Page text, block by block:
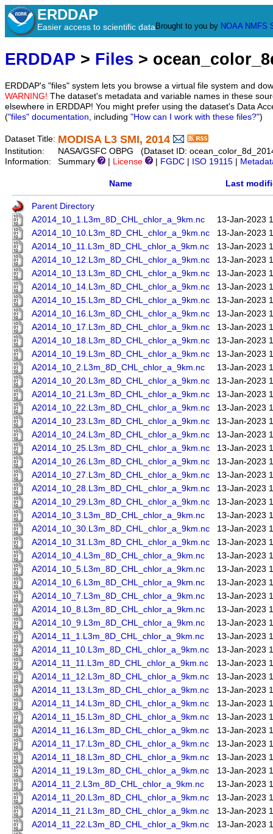
ERDDAP
Easier access to scientific data Brought to you by NOAA NMFS
ERDDAP > Files >
ERDDAP's "files" system lets you browse a virtual file system and
WARNING! The dataset's metadata and variable names in these
elsewhere in ERDDAP! You might prefer using the dataset's Data
("files" documentation, including "How can I work with these files?")
Dataset Title: MODISA L3 SMI, 2014
Institution:
NASA/GSFC OBPG (Dataset ID:
Information:
Summary License FGDC ISO 19115
Name Last
Parent Directory
A2014_10_1.L3m_8D_CHL_chlor_a_9km.nc
13-Jan-2023
A2014_10_10.L3m_8D_CHL_chlor_a_9km.nc
13-Jan-2023
A2014_10_11.L3m_8D_CHL_chlor_a_9km.nc
13-Jan-2023
A2014_10_12.L3m_8D_CHL_chlor_a_9km.nc
13-Jan-2023
A2014_10_13.L3m_8D_CHL_chlor_a_9km.nc
13-Jan-2023
A2014_10_14.L3m_8D_CHL_chlor_a_9km.nc
13-Jan-2023
A2014_10_15.L3m_8D_CHL_chlor_a_9km.nc
13-Jan-2023
A2014_10_16.L3m_8D_CHL_chlor_a_9km.nc
13-Jan-2023
A2014_10_17.L3m_8D_CHL_chlor_a_9km.nc
13-Jan-2023
A2014_10_18.L3m_8D_CHL_chlor_a_9km.nc
13-Jan-2023
A2014_10_19.L3m_8D_CHL_chlor_a_9km.nc
13-Jan-2023
A2014_10_2.L3m_8D_CHL_chlor_a_9km.nc
13-Jan-2023
A2014_10_20.L3m_8D_CHL_chlor_a_9km.nc
13-Jan-2023
A2014_10_21.L3m_8D_CHL_chlor_a_9km.nc
13-Jan-2023
A2014_10_22.L3m_8D_CHL_chlor_a_9km.nc
13-Jan-2023
A2014_10_23.L3m_8D_CHL_chlor_a_9km.nc
13-Jan-2023
A2014_10_24.L3m_8D_CHL_chlor_a_9km.nc
13-Jan-2023
A2014_10_25.L3m_8D_CHL_chlor_a_9km.nc
13-Jan-2023
A2014_10_26.L3m_8D_CHL_chlor_a_9km.nc
13-Jan-2023
A2014_10_27.L3m_8D_CHL_chlor_a_9km.nc
13-Jan-2023
A2014_10_28.L3m_8D_CHL_chlor_a_9km.nc
13-Jan-2023
A2014_10_29.L3m_8D_CHL_chlor_a_9km.nc
13-Jan-2023
A2014_10_3.L3m_8D_CHL_chlor_a_9km.nc
13-Jan-2023
A2014_10_30.L3m_8D_CHL_chlor_a_9km.nc
13-Jan-2023
A2014_10_31.L3m_8D_CHL_chlor_a_9km.nc
13-Jan-2023
A2014_10_4.L3m_8D_CHL_chlor_a_9km.nc
13-Jan-2023
A2014_10_5.L3m_8D_CHL_chlor_a_9km.nc
13-Jan-2023
A2014_10_6.L3m_8D_CHL_chlor_a_9km.nc
13-Jan-2023
A2014_10_7.L3m_8D_CHL_chlor_a_9km.nc
13-Jan-2023
A2014_10_8.L3m_8D_CHL_chlor_a_9km.nc
13-Jan-2023
A2014_10_9.L3m_8D_CHL_chlor_a_9km.nc
13-Jan-2023
A2014_11_1.L3m_8D_CHL_chlor_a_9km.nc
13-Jan-2023
A2014_11_10.L3m_8D_CHL_chlor_a_9km.nc
13-Jan-2023
A2014_11_11.L3m_8D_CHL_chlor_a_9km.nc
13-Jan-2023
A2014_11_12.L3m_8D_CHL_chlor_a_9km.nc
13-Jan-2023
A2014_11_13.L3m_8D_CHL_chlor_a_9km.nc
13-Jan-2023
A2014_11_14.L3m_8D_CHL_chlor_a_9km.nc
13-Jan-2023
A2014_11_15.L3m_8D_CHL_chlor_a_9km.nc
13-Jan-2023
A2014_11_16.L3m_8D_CHL_chlor_a_9km.nc
13-Jan-2023
A2014_11_17.L3m_8D_CHL_chlor_a_9km.nc
13-Jan-2023
A2014_11_18.L3m_8D_CHL_chlor_a_9km.nc
13-Jan-2023
A2014_11_19.L3m_8D_CHL_chlor_a_9km.nc
13-Jan-2023
A2014_11_2.L3m_8D_CHL_chlor_a_9km.nc
13-Jan-2023
A2014_11_20.L3m_8D_CHL_chlor_a_9km.nc
13-Jan-2023
A2014_11_21.L3m_8D_CHL_chlor_a_9km.nc
13-Jan-2023
A2014_11_22.L3m_8D_CHL_chlor_a_9km.nc
13-Jan-2023